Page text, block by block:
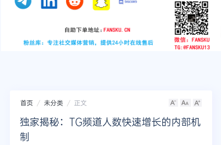
TikTok
YouTube
Twitter
首页 未分类 正文
独家揭秘：TG频道人数快速增长的内部机
制